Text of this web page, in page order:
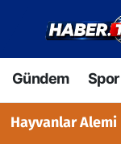
Gündem Spor
Hayvanlar Alemi
Gündem
Spor
Hava
Trafik